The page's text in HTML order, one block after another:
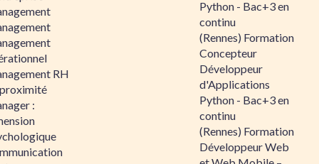
RH
:
Python - Bac+3 en
continu
(Rennes) Formation
Concepteur
Développeur
d'Applications
Python - Bac+3 en
continu
(Rennes) Formation
Développeur Web